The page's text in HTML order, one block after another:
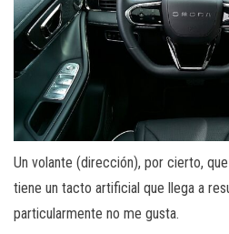
Un volante (dirección), por cierto,
tiene un tacto artificial que llega a
particularmente no me gusta.